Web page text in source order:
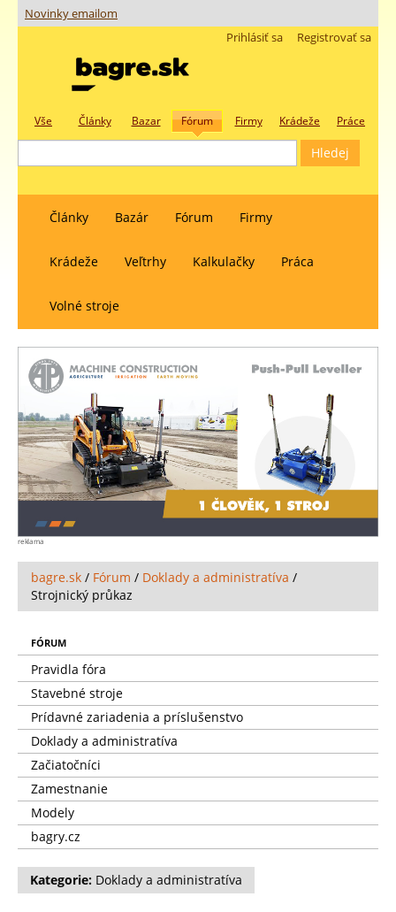
Novinky emailom
Registrovať sa
Prihlásiť sa
Vše Články Bazar Fórum Firmy Krádeže Práce
Články Bazár Fórum Firmy
Krádeže Veľtrhy Kalkulačky Práca
Volné stroje
reklama
bagre.sk / Fórum / Doklady a administratíva /
Strojnický průkaz
FÓRUM
Pravidla fóra
Stavebné stroje
Prídavné zariadenia a príslušenstvo
Doklady a administratíva
Začiatočníci
Zamestnanie
Modely
bagry.cz
Kategorie: Doklady a administratíva